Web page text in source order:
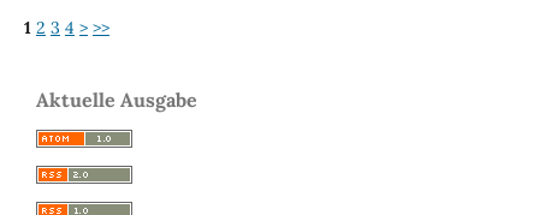
1 2 3 4 > >>
Aktuelle Ausgabe